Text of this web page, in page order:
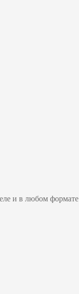
и в любом формате